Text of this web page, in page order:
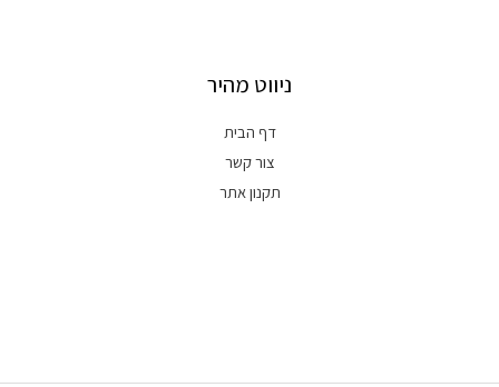
ניווט מהיר
דף הבית
צור קשר
תקנון אתר